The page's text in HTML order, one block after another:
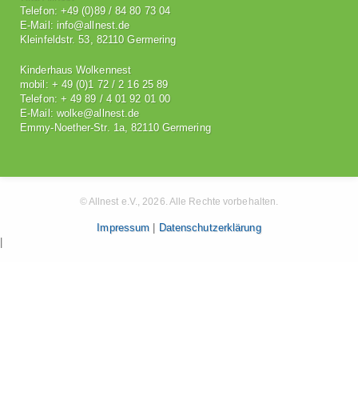
Telefon: +49 (0)89 / 84 80 73 04
E-Mail: info@allnest.de
Kleinfeldstr. 53, 82110 Germering
Kinderhaus Wolkennest
mobil: + 49 (0)1 72 / 2 16 25 89
Telefon: + 49 89 / 4 01 92 01 00
E-Mail: wolke@allnest.de
Emmy-Noether-Str. 1a, 82110 Germering
© Allnest e.V., 2026. Alle Rechte vorbehalten.
Impressum
Datenschutzerklärung